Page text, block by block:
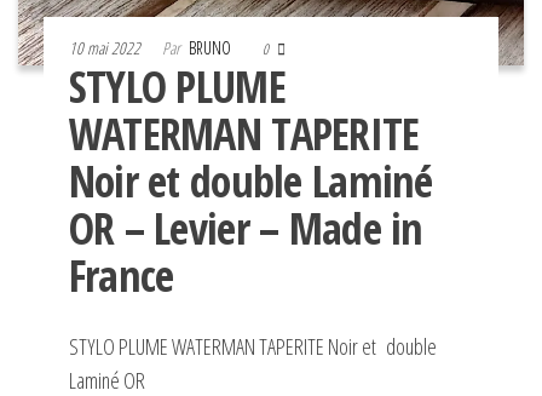
10 mai 2022 Par BRUNO 0
STYLO PLUME
WATERMAN TAPERITE
Noir et double Laminé
OR – Levier – Made in
France
STYLO PLUME WATERMAN TAPERITE Noir et double
Laminé OR